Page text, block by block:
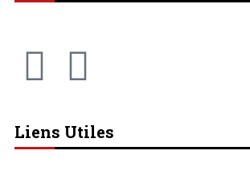
Liens Utiles